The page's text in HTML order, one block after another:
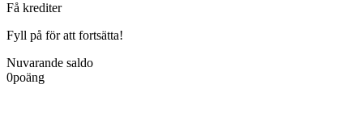
Få krediter
Fyll på för att fortsätta!
Nuvarande saldo
0poäng